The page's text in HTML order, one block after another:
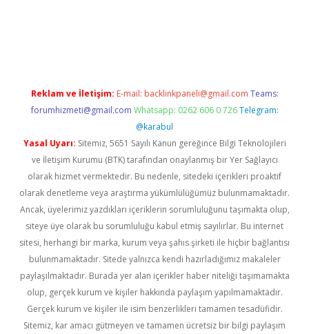
Reklam ve İletişim: E-mail: backlinkpaneli@gmail.com Teams:
forumhizmeti@gmail.com Whatsapp: 0262 606 0 726 Telegram:
@karabul
Yasal Uyarı: Sitemiz, 5651 Sayılı Kanun gereğince Bilgi Teknolojileri
ve İletişim Kurumu (BTK) tarafından onaylanmış bir Yer Sağlayıcı
olarak hizmet vermektedir. Bu nedenle, sitedeki içerikleri proaktif
olarak denetleme veya araştırma yükümlülüğümüz bulunmamaktadır.
Ancak, üyelerimiz yazdıkları içeriklerin sorumluluğunu taşımakta olup,
siteye üye olarak bu sorumluluğu kabul etmiş sayılırlar. Bu internet
sitesi, herhangi bir marka, kurum veya şahıs şirketi ile hiçbir bağlantısı
bulunmamaktadır. Sitede yalnızca kendi hazırladığımız makaleler
paylaşılmaktadır. Burada yer alan içerikler haber niteliği taşımamakta
olup, gerçek kurum ve kişiler hakkında paylaşım yapılmamaktadır.
Gerçek kurum ve kişiler ile isim benzerlikleri tamamen tesadüfidir.
Sitemiz, kar amacı gütmeyen ve tamamen ücretsiz bir bilgi paylaşım